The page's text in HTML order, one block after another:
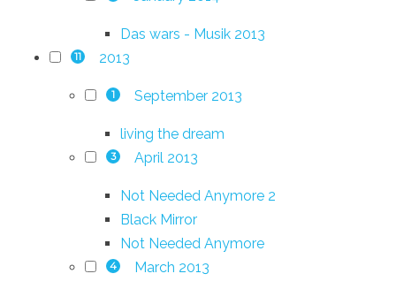
Das wars - Musik 2013
11 2013
1 September 2013
living the dream
3 April 2013
Not Needed Anymore 2
Black Mirror
Not Needed Anymore
4 March 2013